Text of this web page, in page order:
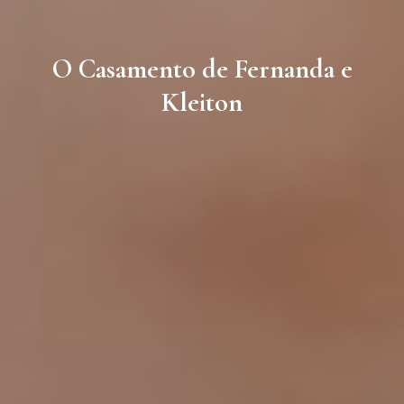
O Casamento de Fernanda e
Kleiton